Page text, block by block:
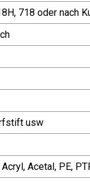
718 oder nach
usw
Acetal, PE,